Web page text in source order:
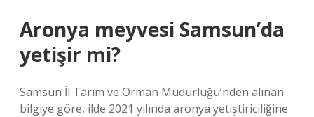
Aronya meyvesi Samsun’da
yetişir mi?
Samsun İl Tarım ve Orman Müdürlüğü’nden alınan
bilgiye göre, ilde 2021 yılında aronya yetiştiriciliğine